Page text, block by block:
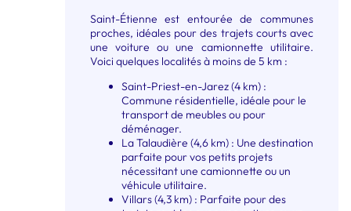
Saint-Étienne est entourée de communes
proches, idéales pour des trajets courts avec
une voiture ou une camionnette utilitaire.
Voici quelques localités à moins de 5 km :
Saint-Priest-en-Jarez (4 km) :
Commune résidentielle, idéale pour le
transport de meubles ou pour
déménager.
La Talaudière (4,6 km) : Une destination
parfaite pour vos petits projets
nécessitant une camionnette ou un
véhicule utilitaire.
Villars (4,3 km) : Parfaite pour des